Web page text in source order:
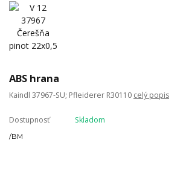
ABS hrana
Kaindl 37967-SU; Pfleiderer R30110 celý popis
Dostupnosť Skladom
/BM